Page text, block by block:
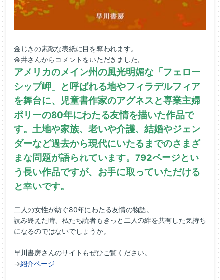
金じきの素敵な表紙に目を奪われます。
金井さんからコメントをいただきました。
アメリカのメイン州の風光明媚な「フェロー
シップ岬」と呼ばれる地やフィラデルフィア
を舞台に、児童書作家のアグネスと専業主婦
ポリーの80年にわたる友情を描いた作品で
す。土地や家族、老いや介護、結婚やジェン
ダーなど過去から現代にいたるまでのさまざ
まな問題が語られています。792ページとい
う長い作品ですが、お手に取っていただける
と幸いです。
二人の女性が紡ぐ80年にわたる友情の物語。
読み終えた時、私たち読者もきっと二人の絆を共有した気持ち
になるのではないでしょうか。
早川書房さんのサイトもぜひご覧ください。
→紹介ページ